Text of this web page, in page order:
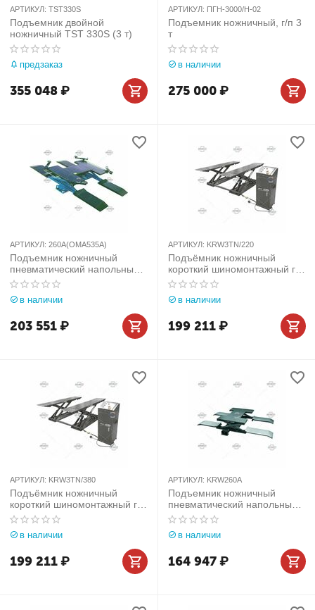
АРТИКУЛ: TST330S
Подъемник двойной
ножничный TST 330S (3 т)
предзаказ
355 048₽
АРТИКУЛ: ПГН-3000/Н-02
Подъемник ножничный, г/п 3
т
в наличии
275 000₽
АРТИКУЛ: 260A(OMA535A)
Подъемник ножничный
пневматический напольный,
г/п 2,5 т
в наличии
203 551₽
АРТИКУЛ: KRW3TN/220
Подъёмник ножничный
короткий шиномонтажный г/п
3 т
в наличии
199 211₽
АРТИКУЛ: KRW3TN/380
Подъёмник ножничный
короткий шиномонтажный г/п
3 т
в наличии
199 211₽
АРТИКУЛ: KRW260A
Подъемник ножничный
пневматический напольный,
г/п 2,5 т
в наличии
164 947₽